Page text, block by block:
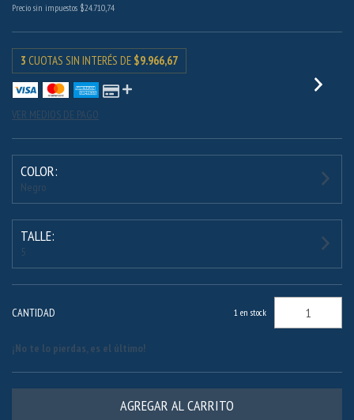
Precio sin impuestos $24.710,74
3 CUOTAS SIN INTERÉS DE $9.966,67
VER MEDIOS DE PAGO
COLOR:
Negro
TALLE:
5
CANTIDAD 1 en stock
¡No te lo pierdas, es el último!